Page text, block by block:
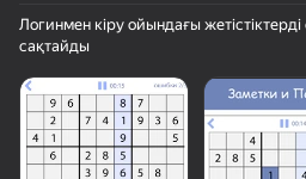
Логинмен кіру ойындағы жетістіктерді
сақтайды